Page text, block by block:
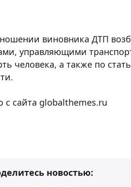
виновника ДТП
управляющими
человека, а также по
с сайта globalthemes.ru
новостью: